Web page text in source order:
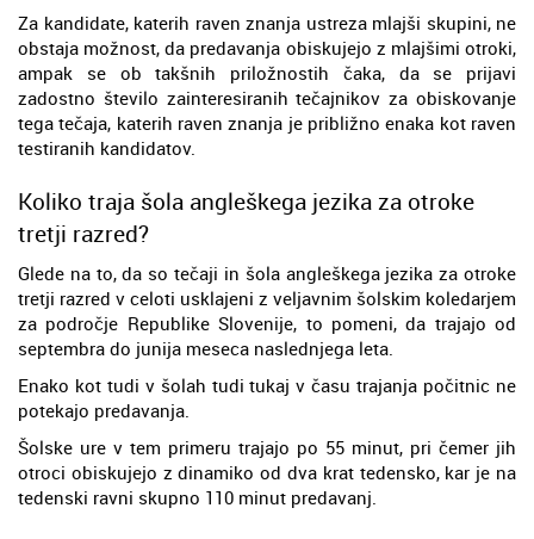
Za kandidate, katerih raven znanja ustreza mlajši skupini, ne
obstaja možnost, da predavanja obiskujejo z mlajšimi otroki,
ampak se ob takšnih priložnostih čaka, da se prijavi
zadostno število zainteresiranih tečajnikov za obiskovanje
tega tečaja, katerih raven znanja je približno enaka kot raven
testiranih kandidatov.
Koliko traja šola angleškega jezika za otroke
tretji razred?
Glede na to, da so tečaji in šola angleškega jezika za otroke
tretji razred v celoti usklajeni z veljavnim šolskim koledarjem
za področje Republike Slovenije, to pomeni, da trajajo od
septembra do junija meseca naslednjega leta.
Enako kot tudi v šolah tudi tukaj v času trajanja počitnic ne
potekajo predavanja.
Šolske ure v tem primeru trajajo po 55 minut, pri čemer jih
otroci obiskujejo z dinamiko od dva krat tedensko, kar je na
tedenski ravni skupno 110 minut predavanj.